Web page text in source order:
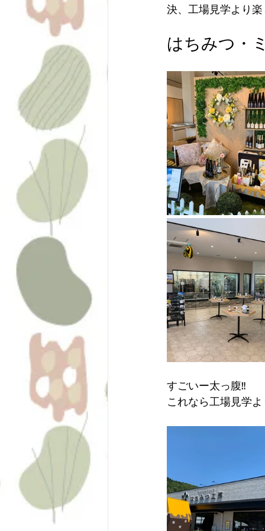
決、工場見学より
はちみつ・
すごいー太っ腹‼️
これなら工場見学